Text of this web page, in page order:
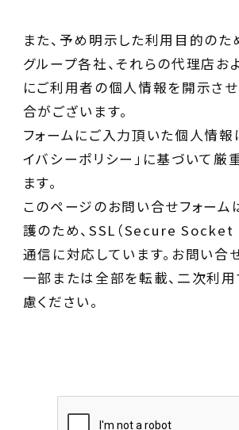
また、予め明示した利用目的のた
グループ各社、それらの代理店お
にご利用者の個人情報を開示さ
合がございます。
フォームにご入力頂いた個人情報
イバシーポリシー」に基づいて厳
ます。
このページのお問い合せフォー
護のため、SSL（Secure Socket
通信に対応しています。お問い合
一部または全部を転載、二次利用
慮ください。